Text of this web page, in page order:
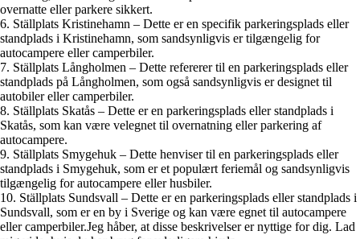
overnatte eller parkere sikkert.
6. Ställplats Kristinehamn – Dette er en specifik parkeringsplads eller
standplads i Kristinehamn, som sandsynligvis er tilgængelig for
autocampere eller camperbiler.
7. Ställplats Långholmen – Dette refererer til en parkeringsplads eller
standplads på Långholmen, som også sandsynligvis er designet til
autobiler eller camperbiler.
8. Ställplats Skatås – Dette er en parkeringsplads eller standplads i
Skatås, som kan være velegnet til overnatning eller parkering af
autocampere.
9. Ställplats Smygehuk – Dette henviser til en parkeringsplads eller
standplads i Smygehuk, som er et populært feriemål og sandsynligvis
tilgængelig for autocampere eller husbiler.
10. Ställplats Sundsvall – Dette er en parkeringsplads eller standplads i
Sundsvall, som er en by i Sverige og kan være egnet til autocampere
eller camperbiler.Jeg håber, at disse beskrivelser er nyttige for dig. Lad